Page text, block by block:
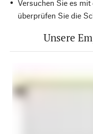
Versuchen Sie es
überprüfen Sie die
Unsere